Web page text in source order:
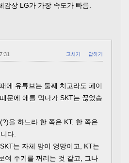
감상 LG가 가장 속도가 빠름.
고치기 답하기
에 유튜브는 둘째 치고라도 페이
문에 애를 먹다가 SKT는 끊었습
을 하느라 한 쪽은 KT, 한 쪽은
다.
는 자체 망이 엉망이고, KT는
여 주기를 꺼리는 것 같고, 그나